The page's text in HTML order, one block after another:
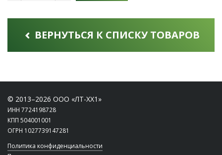
ВЕРНУТЬСЯ К СПИСКУ ТОВАРОВ
© 2013–2026 ООО «ЛТ-ХХ1»
ИНН 7724198728
КПП 504001001
ОГРН 1027739147281
Политика конфиденциальности